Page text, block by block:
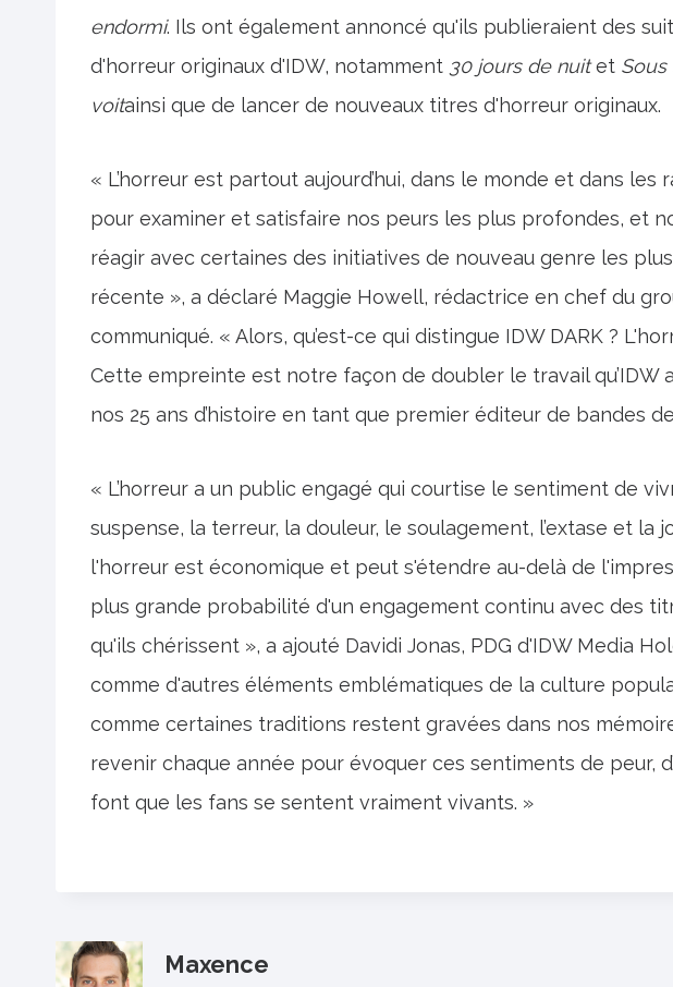
endormi. Ils ont également annoncé qu'ils publieraient des
d'horreur originaux d'IDW, notamment 30 jours de nuitet
voitainsi que de lancer de nouveaux titres d'horreur originaux.
« L’horreur est partout aujourd’hui, dans le monde et dans les
pour examiner et satisfaire nos peurs les plus profondes, et
réagir avec certaines des initiatives de nouveau genre les
récente », a déclaré Maggie Howell, rédactrice en chef du
communiqué. « Alors, qu’est-ce qui distingue IDW DARK ?
Cette empreinte est notre façon de doubler le travail qu’IDW
nos 25 ans d’histoire en tant que premier éditeur de bandes
« L’horreur a un public engagé qui courtise le sentiment de
suspense, la terreur, la douleur, le soulagement, l’extase et la
l'horreur est économique et peut s'étendre au-delà de
plus grande probabilité d'un engagement continu avec des
qu'ils chérissent », a ajouté Davidi Jonas, PDG d'IDW Media
comme d'autres éléments emblématiques de la culture
comme certaines traditions restent gravées dans nos
revenir chaque année pour évoquer ces sentiments de peur,
font que les fans se sentent vraiment vivants. »
Maxence